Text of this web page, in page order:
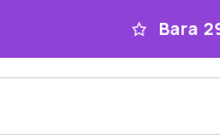
Bara